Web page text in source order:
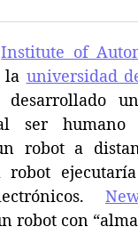
a
Institute of
la universidad
ser humano
robot a
robot
robot con